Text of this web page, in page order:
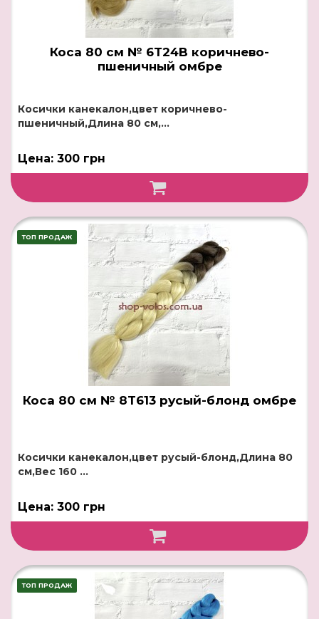
Коса 80 см № 6T24B коричнево-
пшеничный омбре
Косички канекалон,цвет коричнево-
пшеничный,Длина 80 см,...
Цена: 300 грн
ТОП ПРОДАЖ
Коса 80 см № 8T613 русый-блонд омбре
Косички канекалон,цвет русый-блонд,Длина 80
см,Вес 160 ...
Цена: 300 грн
ТОП ПРОДАЖ